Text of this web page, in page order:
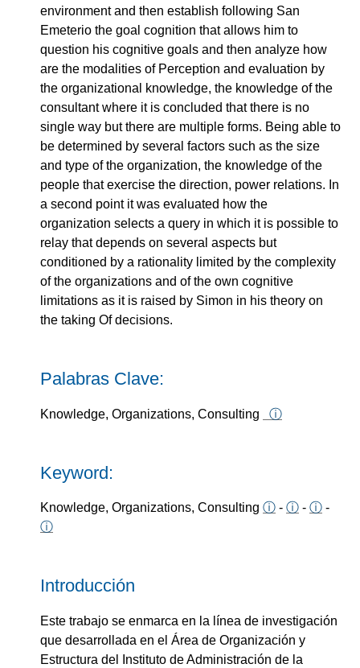
environment and then establish following San
Emeterio the goal cognition that allows him to
question his cognitive goals and then analyze how
are the modalities of Perception and evaluation by
the organizational knowledge, the knowledge of the
consultant where it is concluded that there is no
single way but there are multiple forms. Being able to
be determined by several factors such as the size
and type of the organization, the knowledge of the
people that exercise the direction, power relations. In
a second point it was evaluated how the
organization selects a query in which it is possible to
relay that depends on several aspects but
conditioned by a rationality limited by the complexity
of the organizations and of the own cognitive
limitations as it is raised by Simon in his theory on
the taking Of decisions.
Palabras Clave:
Knowledge, Organizations, Consulting ⓘ
Keyword:
Knowledge, Organizations, Consulting ⓘ - ⓘ - ⓘ -
ⓘ
Introducción
Este trabajo se enmarca en la línea de investigación
que desarrollada en el Área de Organización y
Estructura del Instituto de Administración de la